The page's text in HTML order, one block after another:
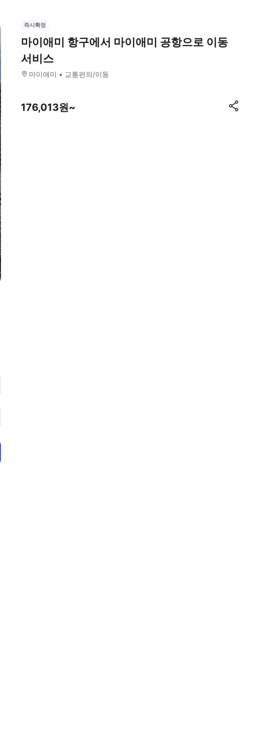
즉시확정
마이애미 항구에서 마이애미 공항으로 이동
서비스
마이애미 교통편의/이동
176,013원~